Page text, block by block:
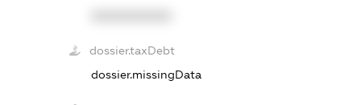
dossier.taxDebt
dossier.missingData